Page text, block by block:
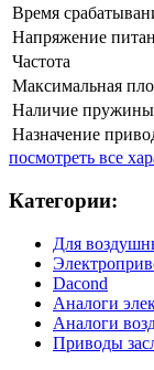
Время
Напряжение
Частота
Максимальная
Наличие пружины
Назначение
посмотреть все
Категории:
Для
Dacond
Аналоги
Аналоги
Приводы